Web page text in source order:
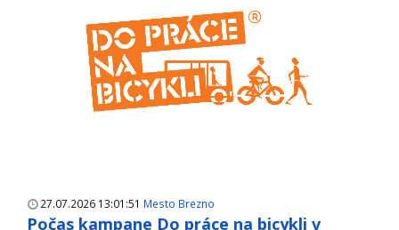
27.07.2026 13:01:51 Mesto Brezno
Počas kampane Do práce na bicykli v